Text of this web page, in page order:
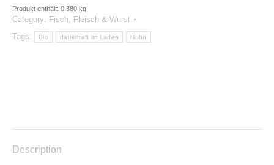
Produkt enthält: 0,380 kg
Category: Fisch, Fleisch & Wurst
Tags:
Bio dauerhaft im Laden Huhn
Description